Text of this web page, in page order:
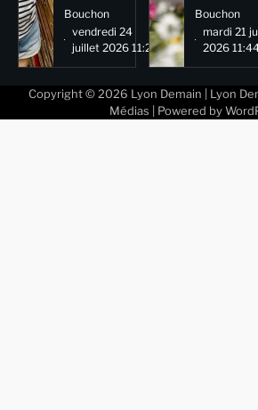
Bouchon
vendredi 24
juillet 2026 11:29
Bouchon
mardi 21
2026
Copyright © 2026 Lyon Demain | Lyon
Médias | Powered by